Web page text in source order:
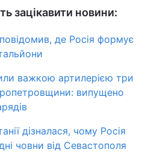
зацікавити новини:
де Росія формує
важкою артилерією три
випущено
дізналася, чому Росія
човни від Севастополя